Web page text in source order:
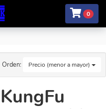
0
Orden: Precio (menor a mayor)